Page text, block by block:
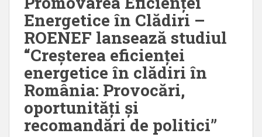
Energetice în Clădiri –
ROENEF lansează studiul
“Creșterea eficienței
energetice în clădiri în
România: Provocări,
oportunități și
recomandări de politici”